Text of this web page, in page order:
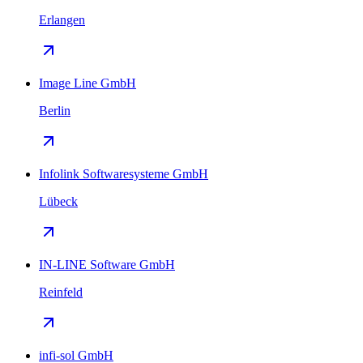
Erlangen
Image Line GmbH
Berlin
Infolink Softwaresysteme GmbH
Lübeck
IN-LINE Software GmbH
Reinfeld
infi-sol GmbH